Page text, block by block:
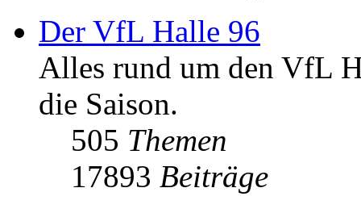
Der VfL Halle 96
Alles rund um den VfL
die Saison.
505 Themen
17893 Beiträge